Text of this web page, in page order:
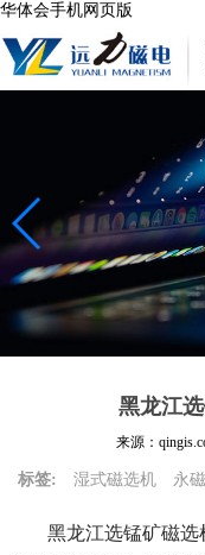
华体会手机网页版
黑龙江
来源：
标签: 湿式磁选机 永
黑龙江选锰矿磁选